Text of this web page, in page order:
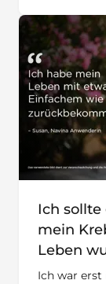
Ich
mein
Leben
Ich war